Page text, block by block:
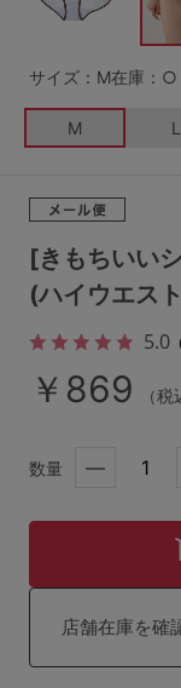
L LL
S-AB S-CD
M-AB M-CD
L-AB L-CD
LL-EF
4,000円～
セールアイテムから
セールアイテム
その他から探す
お気に入り
新着アイテム
ランキング
高評価レビューアイ
WEB限定アイテム
[きもちいい
(ハイウエス
5.0
￥869 （税
サイズ：M在庫：○
M L
数量
店舗在庫を確